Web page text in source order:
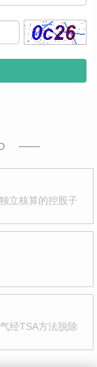
立核算的控股子
经TSA方法脱除